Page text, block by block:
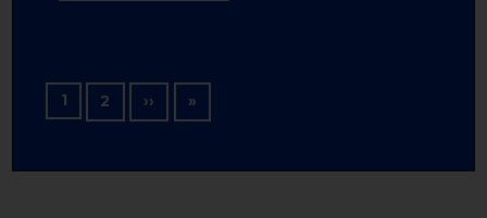
Stronicowanie
1 2 ›› Następna strona
»Ostatnia strona